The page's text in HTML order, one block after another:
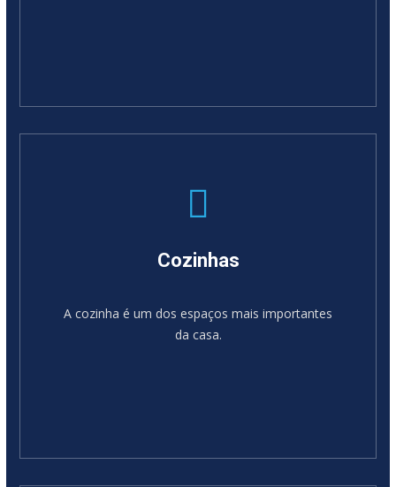
Cozinhas
A cozinha é um dos espaços mais importantes
da casa.
SABER MAIS